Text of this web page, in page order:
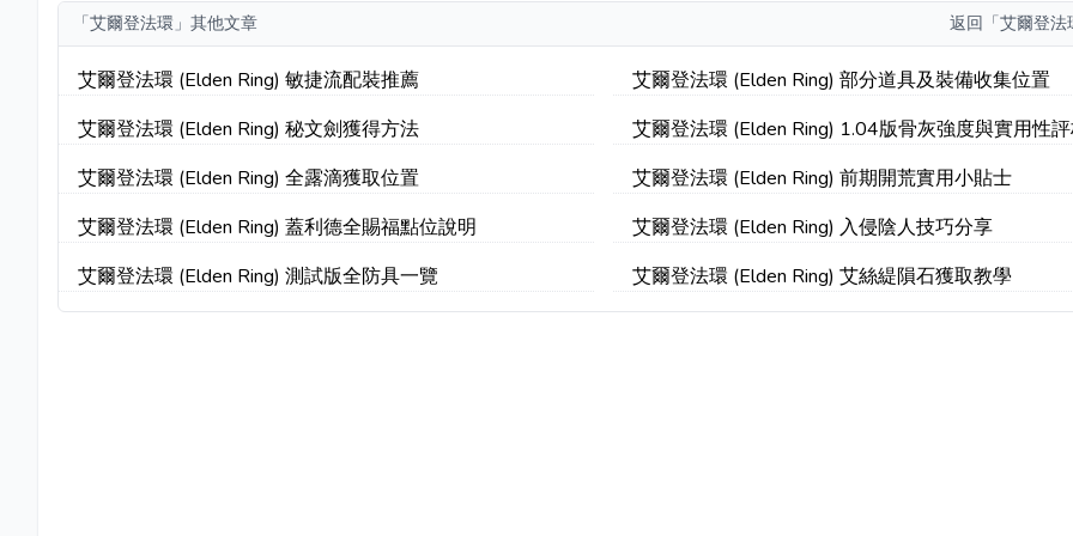
「艾爾登法環」其他文章 返回 「艾爾登
艾爾登法環 (Elden Ring) 敏捷流配裝推薦
艾爾登法環 (Elden Ring) 部分道具及裝備收集位置
艾爾登法環 (Elden Ring) 秘文劍獲得方法
艾爾登法環 (Elden Ring) 1.04版骨灰強度與實用性
艾爾登法環 (Elden Ring) 全露滴獲取位置
艾爾登法環 (Elden Ring) 前期開荒實用小貼士
艾爾登法環 (Elden Ring) 蓋利德全賜福點位說明
艾爾登法環 (Elden Ring) 入侵陰人技巧分享
艾爾登法環 (Elden Ring) 測試版全防具一覽
艾爾登法環 (Elden Ring) 艾絲緹隕石獲取教學